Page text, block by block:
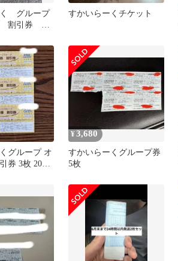
グループ
割引券 4
すかいらーくチケット
グループ オ
券 3枚 2026
¥3,680
すかいらーくグループ券
5枚